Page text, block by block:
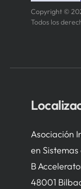
Copyright ©
Todos los
Asociación
en
B
48001